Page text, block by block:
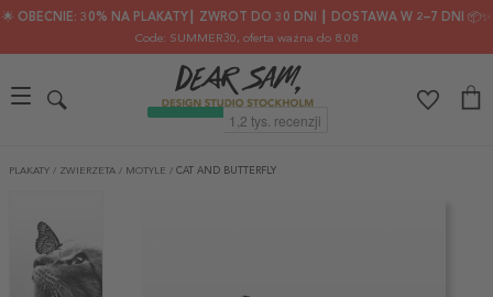
🌟 OBECNIE: 30% NA PLAKATY┃ ZWROT DO 30 DNI ┃ DOSTAWA W 2–7 DNI 📦✨
Code: SUMMER30, oferta ważna do 8.08
PLAKATY / ZWIERZETA / MOTYLE / CAT AND BUTTERFLY